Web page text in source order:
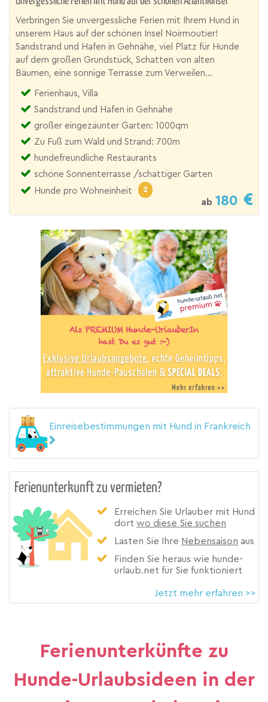
Verbringen Sie unvergessliche Ferien mit Ihrem Hund in
unserem Haus auf der schönen Insel Noirmoutier!
Sandstrand und Hafen in Gehnähe, viel Platz für Hunde
auf dem großen Grundstück, Schatten von alten
Bäumen, eine sonnige Terrasse zum Verweilen...
Ferienhaus, Villa
Sandstrand und Hafen in Gehnähe
großer eingezäunter Garten: 1000qm
Zu Fuß zum Wald und Strand: 700m
hundefreundliche Restaurants
schöne Sonnenterrasse /schattiger Garten
Hunde pro Wohneinheit
2
ab 180
Einreisebestimmungen mit Hund in Frankreich
Ferienunterkunft zu vermieten?
Erreichen Sie Urlauber mit Hund
dort wo diese Sie suchen
Lasten Sie Ihre Nebensaison aus
Finden Sie heraus wie hunde-
urlaub.net für Sie funktioniert
Jetzt mehr erfahren >>
Ferienunterkünfte zu
Hunde-Urlaubsideen in der